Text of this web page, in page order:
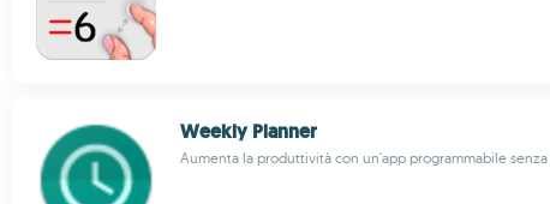
Weekly Planner
Aumenta la produttività con un'app programmabile